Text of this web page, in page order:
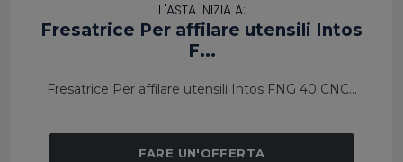
L'ASTA INIZIA A:
Fresatrice Per affilare utensili Intos
F...
Fresatrice Per affilare utensili Intos FNG 40 CNC...
FARE UN'OFFERTA